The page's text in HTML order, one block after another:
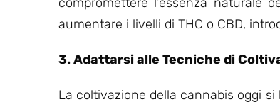
aumentare i livelli di THC o CBD,
3. Adattarsi alle Tecniche di
La coltivazione della cannabis oggi